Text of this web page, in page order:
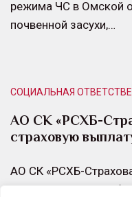
режима ЧС в Омской
почвенной засухи,…
СОЦИАЛЬНАЯ
АО СК «РСХБ-
страховую
АО СК «РСХБ-
выплату в размере